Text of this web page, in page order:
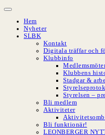
Hoppa
innehåll
Hem
Nyheter
SLBK
Kontakt
Digitala träffar och
Klubbinfo
Klubbens
Stadgar &
Styrelsen –
Bli medlem
Aktiviteter
Bli funktionär!
LEONBERGER